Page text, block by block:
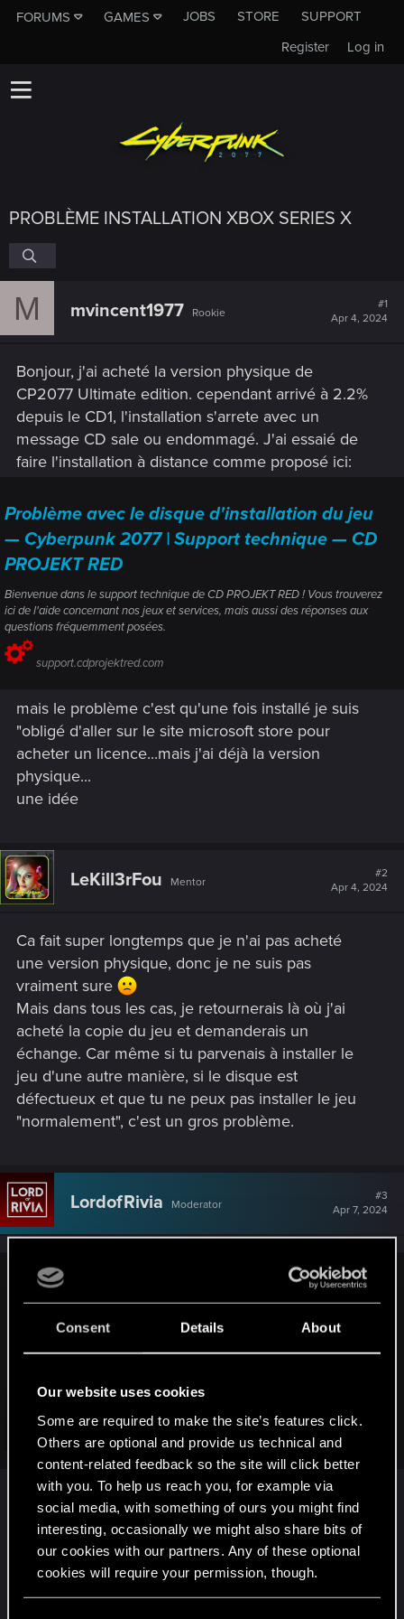
Consent Details About
Our website uses cookies
Some are required to make the site’s features click.
Others are optional and provide us technical and
content-related feedback so the site will click better
with you. To help us reach you, for example via
social media, with something of ours you might find
interesting, occasionally we might also share bits of
our cookies with our partners. Any of these optional
cookies will require your permission, though.
FORUMS GAMES JOBS STORE
SUPPORT
Log in
Register
PROBLÈME INSTALLATION XBOX SERIES X
M mvincent1977 Rookie
#1
Apr 4, 2024
Bonjour, j'ai acheté la version physique de
CP2077 Ultimate edition. cependant arrivé à 2.2%
depuis le CD1, l'installation s'arrete avec un
message CD sale ou endommagé. J'ai essaié de
faire l'installation à distance comme proposé ici:
Problème avec le disque d'installation du jeu
— Cyberpunk 2077 | Support technique — CD
PROJEKT RED
Bienvenue dans le support technique de CD PROJEKT RED ! Vous trouverez
ici de l'aide concernant nos jeux et services, mais aussi des réponses aux
questions fréquemment posées.
support.cdprojektred.com
mais le problème c'est qu'une fois installé je suis
"obligé d'aller sur le site microsoft store pour
acheter un licence...mais j'ai déjà la version
physique...
une idée
LeKill3rFou Mentor
#2
Apr 4, 2024
Ca fait super longtemps que je n'ai pas acheté
une version physique, donc je ne suis pas
vraiment sure
Mais dans tous les cas, je retournerais là où j'ai
acheté la copie du jeu et demanderais un
échange. Car même si tu parvenais à installer le
jeu d'une autre manière, si le disque est
défectueux et que tu ne peux pas installer le jeu
"normalement", c'est un gros problème.
LordofRivia Moderator
#3
Apr 7, 2024
mvincent1977 said:
edition. cependant arrivé à 2.2% depuis le CD1, l'installation
s'arrete avec un message CD sale ou endommagé. J'ai
Problème avec le disque d'installation du jeu
— Cyberpunk 2077 | Support technique — CD
PROJEKT RED
Bienvenue dans le support technique de CD PROJEKT RED ! Vous trouverez
ici de l'aide concernant nos jeux et services, mais aussi des réponses aux
questions fréquemment posées.
support.cdprojektred.com
Click to expand...
Hello,
Navré que tu rencontre un soucis,
Je n'ai pas de solution immédiate, mais les
versions physiques ne fournissent telle pas une
clé CD a activer sur l'une des plateformes